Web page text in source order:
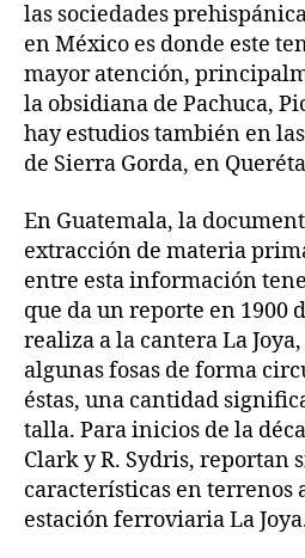
las sociedades
en México es donde este
mayor atención,
la obsidiana de Pachuca,
hay estudios también en
de Sierra Gorda, en
En Guatemala, la
extracción de materia
entre esta información
que da un reporte en 1900
realiza a la cantera La
algunas fosas de forma
éstas, una cantidad
talla. Para inicios de la
Clark y R. Sydris, reportan
características en terrenos
estación ferroviaria La